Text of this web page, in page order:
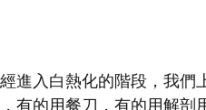
進入白熱化的階段，我們